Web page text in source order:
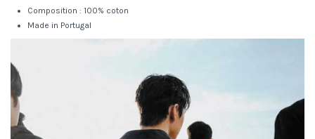
Composition : 100% coton
Made in Portugal